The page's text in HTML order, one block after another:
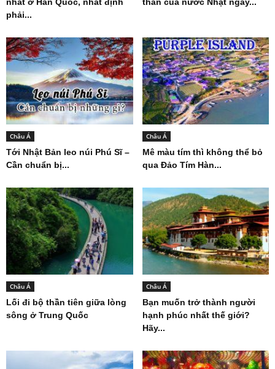
phải...
Châu Á
Tới Nhật Bản leo núi Phú Sĩ –
Cần chuẩn bị...
Châu Á
Mê màu tím thì không thể bỏ
qua Đảo Tím Hàn...
Châu Á
Lối đi bộ thần tiên giữa lòng
sông ở Trung Quốc
Châu Á
Bạn muốn trở thành người
hạnh phúc nhất thế giới?
Hãy...